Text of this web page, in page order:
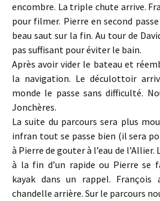
encombre. La triple chute arrive.
pour filmer. Pierre en second
beau saut sur la fin. Au tour de
pas suffisant pour éviter le bain.
Après avoir vider le bateau et
la navigation. Le déculottoir
monde le passe sans difficulté.
Jonchères.
La suite du parcours sera plus
infran tout se passe bien (il sera
à Pierre de gouter à l’eau de
à la fin d’un rapide ou Pierre se
kayak dans un rappel.
chandelle arrière. Sur le parcours